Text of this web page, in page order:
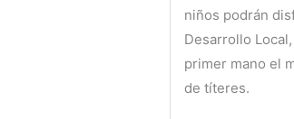
niños podrán
Desarrollo
primer mano el
de títeres.